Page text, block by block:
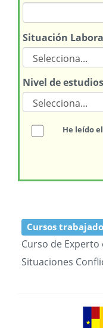
Situación
Nivel de estudios
He leído el
Cursos
Curso de
Situaciones